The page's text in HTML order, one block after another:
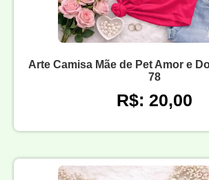
Arte Camisa Mãe de Pet Amor e
78
R$: 20,00